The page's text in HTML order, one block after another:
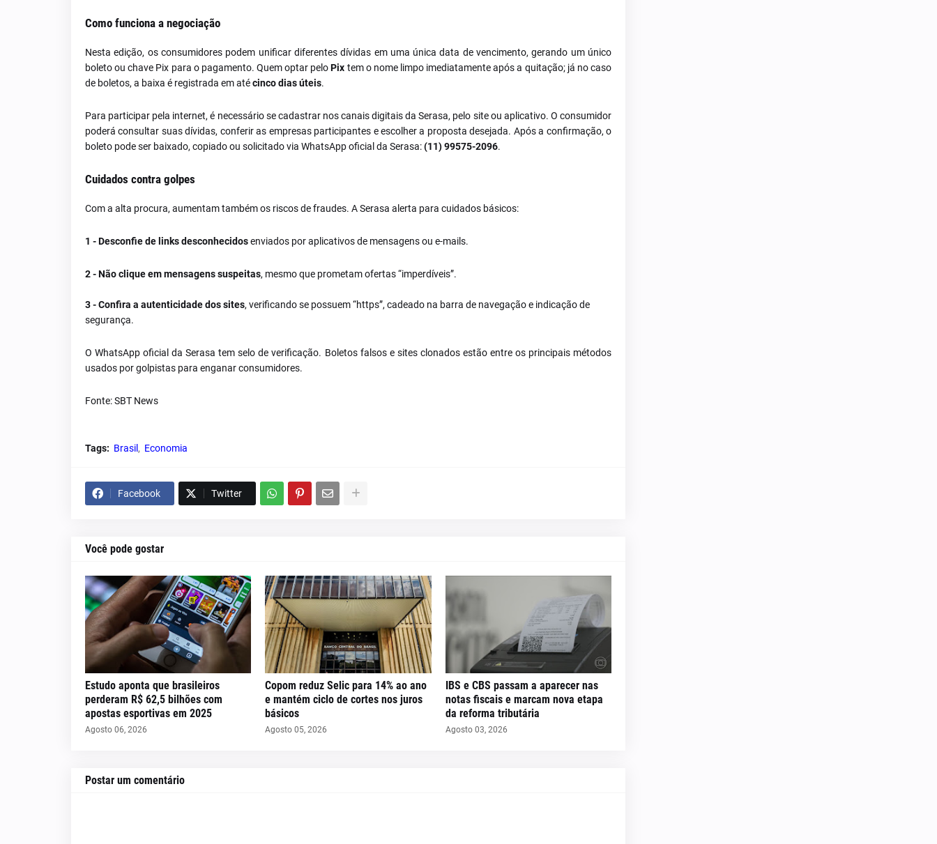
Como funciona a negociação
Nesta edição, os consumidores podem unificar diferentes dívidas em uma única data de vencimento, gerando um único
boleto ou chave Pix para o pagamento. Quem optar peloPix tem o nome limpo imediatamente após a quitação; já no caso
de boletos, a baixa é registrada em atécinco dias úteis.
Para participar pela internet, é necessário se cadastrar nos canais digitais da Serasa, pelo site ou aplicativo. O consumidor
poderá consultar suas dívidas, conferir as empresas participantes e escolher a proposta desejada. Após a confirmação, o
boleto pode ser baixado, copiado ou solicitado via WhatsApp oficial da Serasa:(11) 99575-2096.
Cuidados contra golpes
Com a alta procura, aumentam também os riscos de fraudes. A Serasa alerta para cuidados básicos:
1 - Desconfie de links desconhecidosenviados por aplicativos de mensagens ou e-mails.
2 - Não clique em mensagens suspeitas, mesmo que prometam ofertas “imperdíveis”.
3 - Confira a autenticidade dos sites, verificando se possuem “https”, cadeado na barra de navegação e indicação de
segurança.
O WhatsApp oficial da Serasa tem selo de verificação. Boletos falsos e sites clonados estão entre os principais métodos
usados por golpistas para enganar consumidores.
Fonte: SBT News
Tags: Brasil Economia
Facebook Twitter
Você pode gostar
Estudo aponta que brasileiros
perderam R$ 62,5 bilhões com
apostas esportivas em 2025
Agosto 06, 2026
Copom reduz Selic para 14% ao ano
e mantém ciclo de cortes nos juros
básicos
Agosto 05, 2026
IBS e CBS passam a aparecer nas
notas fiscais e marcam nova etapa
da reforma tributária
Agosto 03, 2026
Postar um comentário